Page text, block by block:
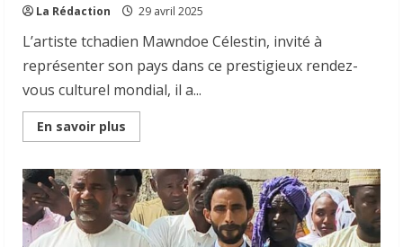
La Rédaction 29 avril 2025
L’artiste tchadien Mawndoe Célestin, invité à
représenter son pays dans ce prestigieux rendez-
vous culturel mondial, il a...
En savoir plus
more
|
l’artiste
Mawndoe
fait
rayonner
la